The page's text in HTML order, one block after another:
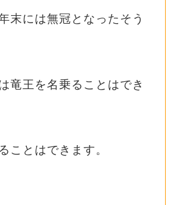
末には無冠となったそう
竜王を名乗ることはでき
ことはできます。